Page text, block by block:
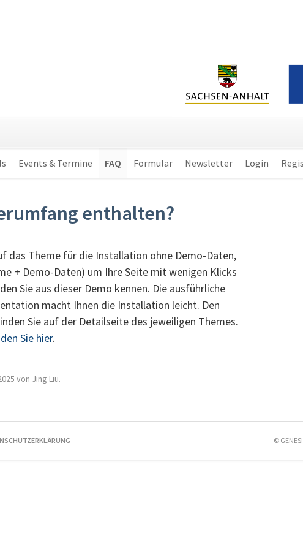
Events & Termine FAQ Formular Newsletter Login
enthalten?
das Theme für die Installation ohne Demo-Daten,
+ Demo-Daten) um Ihre Seite mit wenigen Klicks
Sie aus dieser Demo kennen. Die ausführliche
macht Ihnen die Installation leicht. Den
Sie auf der Detailseite des jeweiligen Themes.
Sie hier.
von Jing Liu.
©